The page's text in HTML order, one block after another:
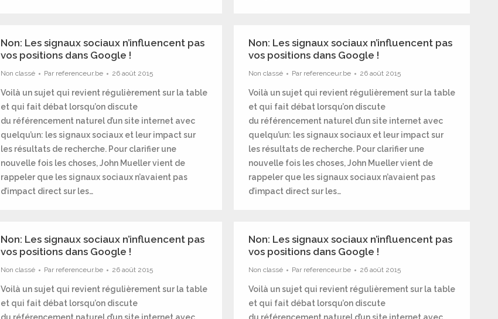
Non: Les signaux sociaux n’influencent pas
vos positions dans Google !
Non classé Par referenceur.be 26 août 2015
Voilà un sujet qui revient régulièrement sur la table
et qui fait débat lorsqu’on discute
du référencement naturel d’un site internet avec
quelqu’un: les signaux sociaux et leur impact sur
les résultats de recherche. Pour clarifier une
nouvelle fois les choses, John Mueller vient de
rappeler que les signaux sociaux n’avaient pas
d’impact direct sur les…
Non: Les signaux sociaux n’influencent pas
vos positions dans Google !
Non classé Par referenceur.be 26 août 2015
Voilà un sujet qui revient régulièrement sur la table
et qui fait débat lorsqu’on discute
du référencement naturel d’un site internet avec
quelqu’un: les signaux sociaux et leur impact sur
les résultats de recherche. Pour clarifier une
nouvelle fois les choses, John Mueller vient de
rappeler que les signaux sociaux n’avaient pas
d’impact direct sur les…
Non: Les signaux sociaux n’influencent pas
vos positions dans Google !
Non classé Par referenceur.be 26 août 2015
Voilà un sujet qui revient régulièrement sur la table
et qui fait débat lorsqu’on discute
Non: Les signaux sociaux n’influencent pas
vos positions dans Google !
Non classé Par referenceur.be 26 août 2015
Voilà un sujet qui revient régulièrement sur la table
et qui fait débat lorsqu’on discute